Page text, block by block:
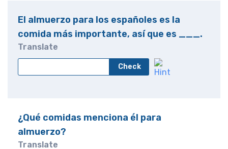
El almuerzo para los españoles es la
comida más importante, así que es ___.
Translate
Check
¿Qué comidas menciona él para
almuerzo?
Translate